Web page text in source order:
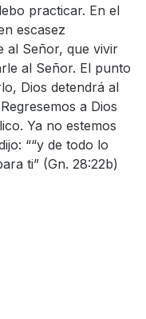
practicar. En el
escasez
al Señor, que vivir
al Señor. El punto
Dios detendrá al
a Dios
Ya no estemos
““y de todo lo
ti” (Gn. 28:22b)